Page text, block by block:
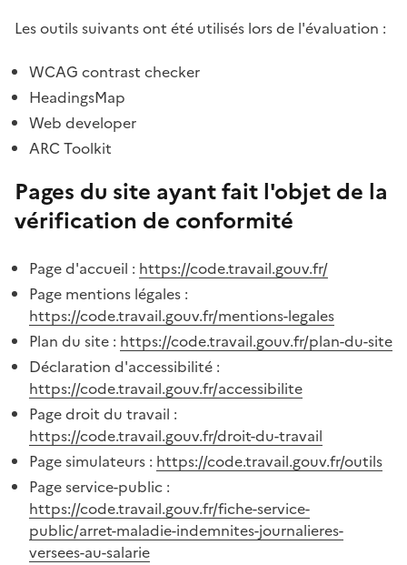
Les outils suivants ont été utilisés lors de l'évaluation :
WCAG contrast checker
HeadingsMap
Web developer
ARC Toolkit
Pages du site ayant fait l'objet de la
vérification de conformité
Page d'accueil : https://code.travail.gouv.fr/
Page mentions légales :
https://code.travail.gouv.fr/mentions-legales
Plan du site : https://code.travail.gouv.fr/plan-du-site
Déclaration d'accessibilité :
https://code.travail.gouv.fr/accessibilite
Page droit du travail :
https://code.travail.gouv.fr/droit-du-travail
Page simulateurs : https://code.travail.gouv.fr/outils
Page service-public :
https://code.travail.gouv.fr/fiche-service-
public/arret-maladie-indemnites-journalieres-
versees-au-salarie